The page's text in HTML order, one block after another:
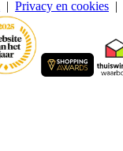
| Privacy en cookies |